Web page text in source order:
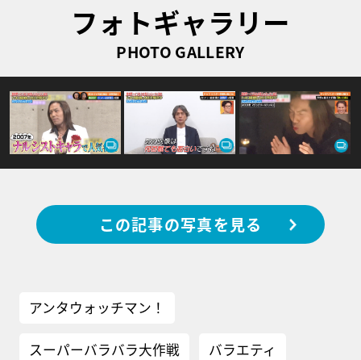
フォトギャラリー
PHOTO GALLERY
この記事の写真を見る
アンタウォッチマン！
スーパーバラバラ大作戦 バラエティ